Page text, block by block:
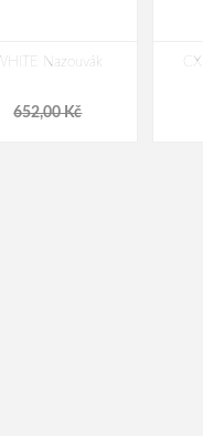
Nazouvák
652,00 Kč